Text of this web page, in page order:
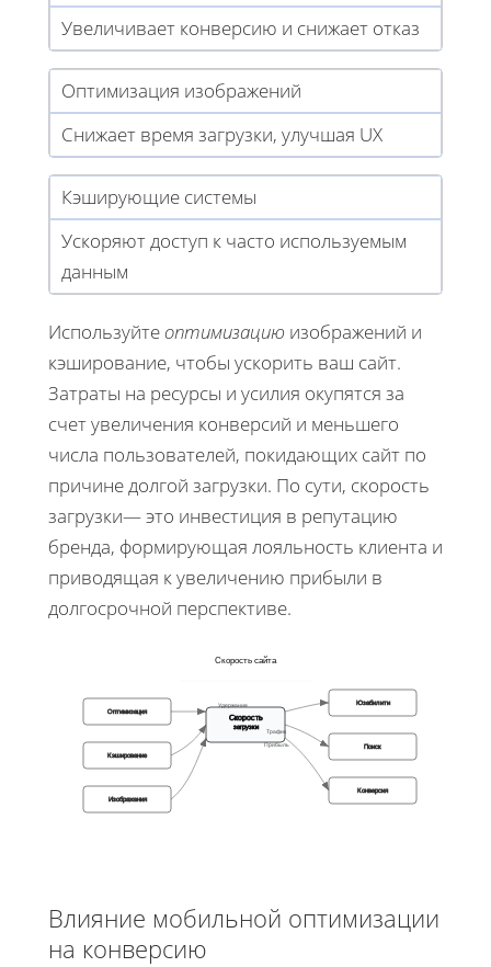
Увеличивает конверсию и снижает отказ
Оптимизация изображений
Снижает время загрузки, улучшая UX
Кэширующие системы
Ускоряют доступ к часто используемым
данным
Используйтеоптимизацию изображений и
кэширование, чтобы ускорить ваш сайт.
Затраты на ресурсы и усилия окупятся за
счет увеличения конверсий и меньшего
числа пользователей, покидающих сайт по
причине долгой загрузки. По сути, скорость
загрузки— это инвестиция в репутацию
бренда, формирующая лояльность клиента и
приводящая к увеличению прибыли в
долгосрочной перспективе.
Скорость сайта
Оптимизация
Кэширование
Изображения
Скорость
загрузки
Юзабилити
Поиск
Конверсия
Удержание
Трафик
Прибыль
Влияние мобильной оптимизации
на конверсию